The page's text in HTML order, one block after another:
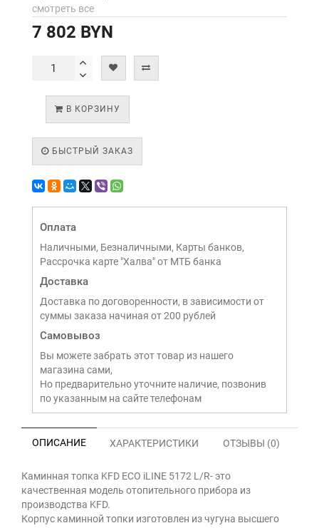
смотреть все
7 802 BYN
В КОРЗИНУ
БЫСТРЫЙ ЗАКАЗ
Оплата
Наличными, Безналичными, Карты банков,
Рассрочка карте "Халва" от МТБ банка
Доставка
Доставка по договоренности, в зависимости от
суммы заказа начиная от 200 рублей
Самовывоз
Вы можете забрать этот товар из нашего
магазина сами,
Но предварительно уточните наличие, позвонив
по указанным на сайте телефонам
ОПИСАНИЕ ХАРАКТЕРИСТИКИ ОТЗЫВЫ (0)
Каминная топка KFD ECO iLINE 5172 L/R- это
качественная модель отопительного прибора из
производства KFD.
Корпус каминной топки изготовлен из чугуна высшего